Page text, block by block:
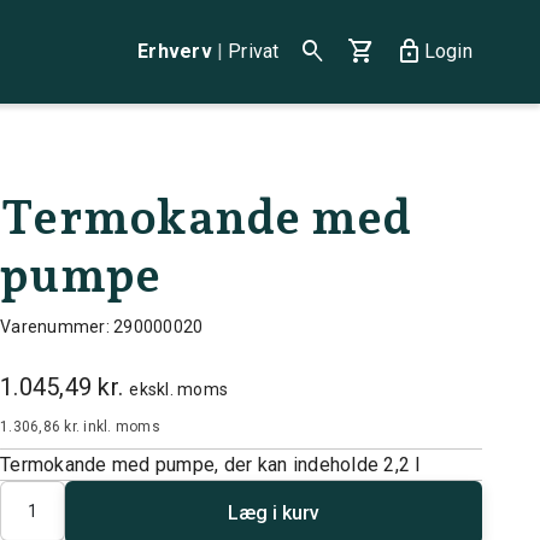
Erhverv | Privat search shopping_cart lock Login
Termokande med
pumpe
Varenummer: 290000020
1.045,49 kr.ekskl. moms
1.306,86 kr.inkl. moms
Termokande med pumpe, der kan indeholde 2,2 l
Antal
Læg i kurv